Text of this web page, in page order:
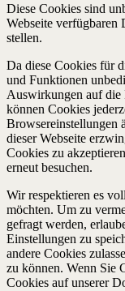
Diese Cookies sind
Webseite verfügbaren
stellen.
Da diese Cookies für
und Funktionen
Auswirkungen auf die
können Cookies
Browsereinstellungen
dieser Webseite
Cookies zu
erneut besuchen.
Wir respektieren es
möchten. Um zu
gefragt werden,
Einstellungen zu
andere Cookies
zu können. Wenn Sie
Cookies auf unserer